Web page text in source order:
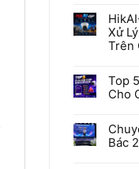
bình
luận
ở
Hệ
Báo
Cháy
HIKFIRE
Xử
Trên
bình
luận
ở
Là
Gì?
Công
Top
Cho
bình
luận
ởBác